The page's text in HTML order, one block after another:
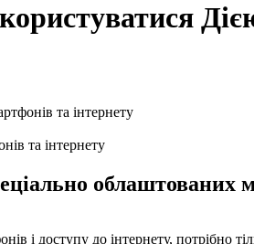
та інтернету
облаштованих
і доступу до інтернету, потрібно